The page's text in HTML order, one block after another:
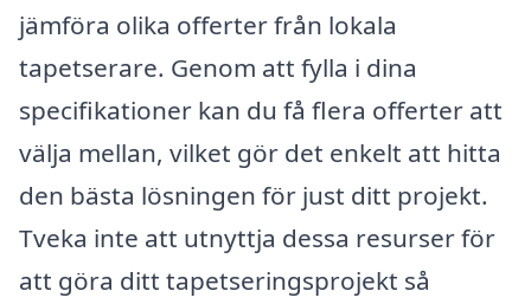
jämföra olika offerter från lokala
tapetserare. Genom att fylla i dina
specifikationer kan du få flera offerter att
välja mellan, vilket gör det enkelt att hitta
den bästa lösningen för just ditt projekt.
Tveka inte att utnyttja dessa resurser för
att göra ditt tapetseringsprojekt så